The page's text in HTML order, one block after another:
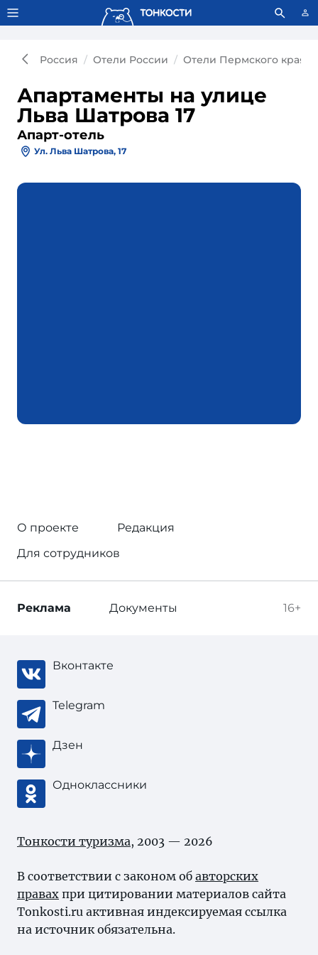
Тонкости используют сookie-файлы. Что это значит?
Россия Отели России Отели Пермского края
Апартаменты на улице
Льва Шатрова 17
Апарт-отель
Ул. Льва Шатрова, 17
О проекте
Редакция
Для сотрудников
16+
Реклама Документы
Вконтакте
Telegram
Дзен
Одноклассники
Тонкости туризма, 2003 — 2026
В соответствии с законом об авторских
правах при цитировании материалов сайта
Tonkosti.ru активная индексируемая ссылка
на источник обязательна.